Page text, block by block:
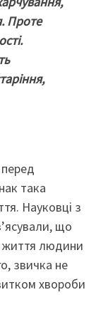
Проте
така
Науковці з
що
життя людини
звичка не
хвороби